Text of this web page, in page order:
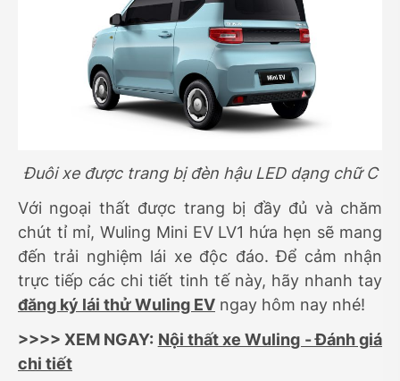
Đuôi xe được trang bị đèn hậu LED dạng chữ C
Với ngoại thất được trang bị đầy đủ và chăm
chút tỉ mỉ, Wuling Mini EV LV1 hứa hẹn sẽ mang
đến trải nghiệm lái xe độc đáo. Để cảm nhận
trực tiếp các chi tiết tinh tế này, hãy nhanh tay
đăng ký lái thử Wuling EV ngay hôm nay nhé!
>>>> XEM NGAY: Nội thất xe Wuling - Đánh giá
chi tiết